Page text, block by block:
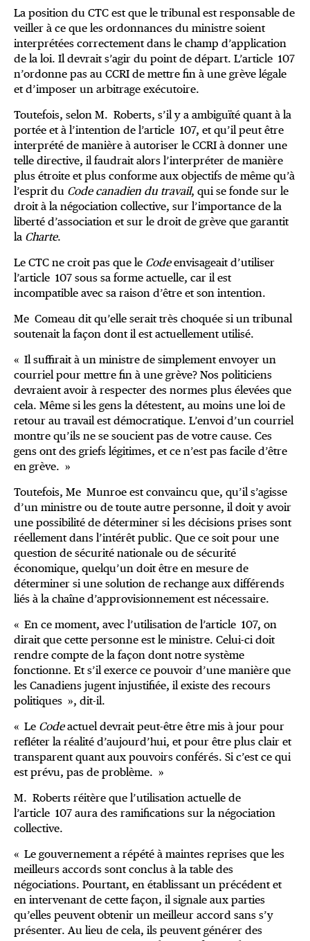
La position du CTC est que le tribunal est responsable de
veiller à ce que les ordonnances du ministre soient
interprétées correctement dans le champ d’application
de la loi. Il devrait s’agir du point de départ. L’article 107
n’ordonne pas au CCRI de mettre fin à une grève légale
et d’imposer un arbitrage exécutoire.
Toutefois, selon M. Roberts, s’il y a ambiguïté quant à la
portée et à l’intention de l’article 107, et qu’il peut être
interprété de manière à autoriser le CCRI à donner une
telle directive, il faudrait alors l’interpréter de manière
plus étroite et plus conforme aux objectifs de même qu’à
l’esprit du Code canadien du travail, qui se fonde sur le
droit à la négociation collective, sur l’importance de la
liberté d’association et sur le droit de grève que garantit
la Charte.
Le CTC ne croit pas que le Codeenvisageait d’utiliser
l’article 107 sous sa forme actuelle, car il est
incompatible avec sa raison d’être et son intention.
Me Comeau dit qu’elle serait très choquée si un tribunal
soutenait la façon dont il est actuellement utilisé.
« Il suffirait à un ministre de simplement envoyer un
courriel pour mettre fin à une grève? Nos politiciens
devraient avoir à respecter des normes plus élevées que
cela. Même si les gens la détestent, au moins une loi de
retour au travail est démocratique. L’envoi d’un courriel
montre qu’ils ne se soucient pas de votre cause. Ces
gens ont des griefs légitimes, et ce n’est pas facile d’être
en grève. »
Toutefois, Me Munroe est convaincu que, qu’il s’agisse
d’un ministre ou de toute autre personne, il doit y avoir
une possibilité de déterminer si les décisions prises sont
réellement dans l’intérêt public. Que ce soit pour une
question de sécurité nationale ou de sécurité
économique, quelqu’un doit être en mesure de
déterminer si une solution de rechange aux différends
liés à la chaîne d’approvisionnement est nécessaire.
« En ce moment, avec l’utilisation de l’article 107, on
dirait que cette personne est le ministre. Celui-ci doit
rendre compte de la façon dont notre système
fonctionne. Et s’il exerce ce pouvoir d’une manière que
les Canadiens jugent injustifiée, il existe des recours
politiques », dit-il.
« Le Codeactuel devrait peut-être être mis à jour pour
refléter la réalité d’aujourd’hui, et pour être plus clair et
transparent quant aux pouvoirs conférés. Si c’est ce qui
est prévu, pas de problème. »
M. Roberts réitère que l’utilisation actuelle de
l’article 107 aura des ramifications sur la négociation
collective.
« Le gouvernement a répété à maintes reprises que les
meilleurs accords sont conclus à la table des
négociations. Pourtant, en établissant un précédent et
en intervenant de cette façon, il signale aux parties
qu’elles peuvent obtenir un meilleur accord sans s’y
présenter. Au lieu de cela, ils peuvent générer des